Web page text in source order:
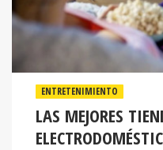
LAS MEJORES
CÓMO